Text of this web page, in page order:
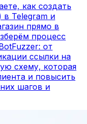
как создать
Telegram и
прямо в
процесс
от
ссылки на
схему, которая
и повысить
шагов и